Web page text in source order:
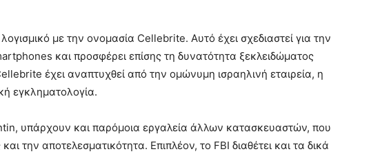
με την ονομασία Cellebrite. Αυτό έχει σχεδιαστεί για την
και προσφέρει επίσης τη δυνατότητα ξεκλειδώματος
έχει αναπτυχθεί από την ομώνυμη ισραηλινή εταιρεία, η
εγκληματολογία.
υπάρχουν και παρόμοια εργαλεία άλλων κατασκευαστών, που
την αποτελεσματικότητα. Επιπλέον, το FBI διαθέτει και τα δικά